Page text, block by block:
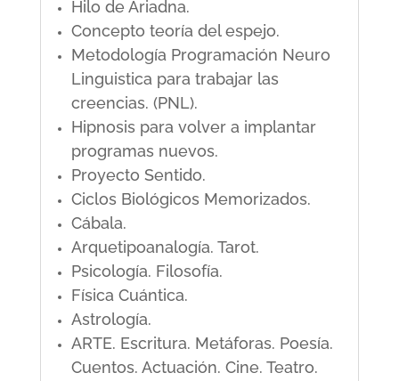
Hilo de Ariadna.
Concepto teoría del espejo.
Metodología Programación Neuro
Linguistica para trabajar las
creencias. (PNL).
Hipnosis para volver a implantar
programas nuevos.
Proyecto Sentido.
Ciclos Biológicos Memorizados.
Cábala.
Arquetipoanalogía. Tarot.
Psicología. Filosofía.
Física Cuántica.
Astrología.
ARTE. Escritura. Metáforas. Poesía.
Cuentos. Actuación. Cine. Teatro.